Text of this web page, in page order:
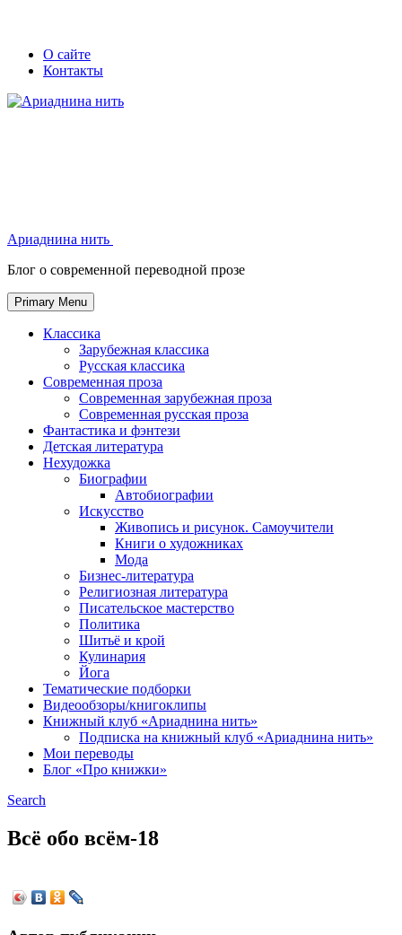
Skip
Secondary
left
navigation
Secondary
right
navigation
О сайте
Контакты
Ариаднина нить
Блог о современной переводной прозе
Primary Menu
Классика
Зарубежная классика
Русская классика
Современная проза
Современная зарубежная проза
Современная русская проза
Фантастика и фэнтези
Детская литература
Нехудожка
Биографии
Автобиографии
Искусство
Живопись и рисунок. Самоучители
Книги о художниках
Мода
Бизнес-литература
Религиозная литература
Писательское мастерство
Политика
Шитьё и крой
Кулинария
Йога
Тематические подборки
Видеообзоры/книгоклипы
Книжный клуб «Ариаднина нить»
Подписка на книжный клуб «Ариаднина нить»
Мои переводы
Блог «Про книжки»
Search
Всё обо всём-18